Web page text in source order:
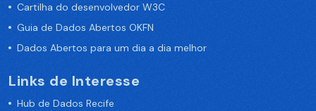
Cartilha do desenvolvedor W3C
Guia de Dados Abertos OKFN
Dados Abertos para um dia a dia melhor
Links de Interesse
Hub de Dados Recife